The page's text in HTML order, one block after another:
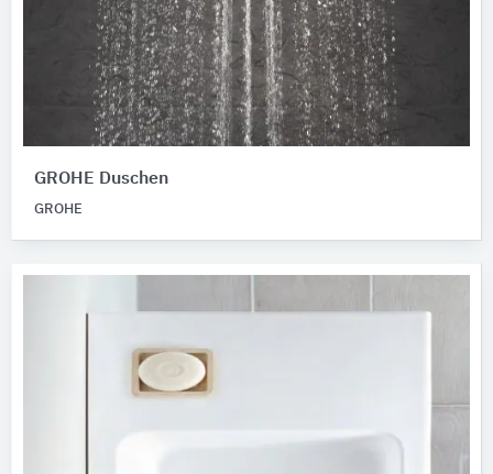
GROHE Duschen
GROHE